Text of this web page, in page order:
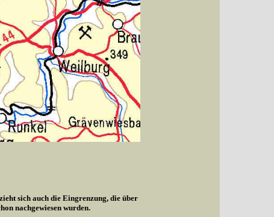
sich auch die Eingrenzung, die über
nachgewiesen wurden.